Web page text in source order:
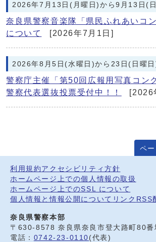
2026年7月13日(月曜日)から9月13日(
奈良県警察音楽隊「県民ふれあいコ
について
[2026年7月1日]
2026年8月5日(水曜日)から23日(日曜日
警察庁主催「第50回広報用写真コン
警察代表選抜投票受付中！！
[2026
ペ
利用規約 アクセシビリティ方針
ホームページ上での個人情報の取扱
ホームページ上でのSSL について
個人情報と情報公開について リンク RSS
奈良県警察本部
〒630-8578 奈良県奈良市登大路町80番
電話： 0742-23-0110 (代表)